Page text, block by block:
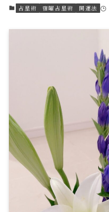
占星術 宿曜占星術 開運法